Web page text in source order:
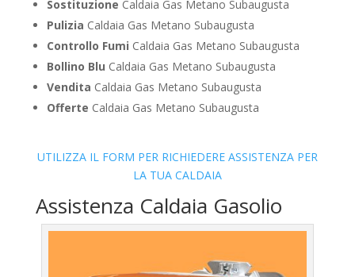
Sostituzione Caldaia Gas Metano Subaugusta
Pulizia Caldaia Gas Metano Subaugusta
Controllo Fumi Caldaia Gas Metano Subaugusta
Bollino Blu Caldaia Gas Metano Subaugusta
Vendita Caldaia Gas Metano Subaugusta
Offerte Caldaia Gas Metano Subaugusta
UTILIZZA IL FORM PER RICHIEDERE ASSISTENZA PER
LA TUA CALDAIA
Assistenza Caldaia Gasolio